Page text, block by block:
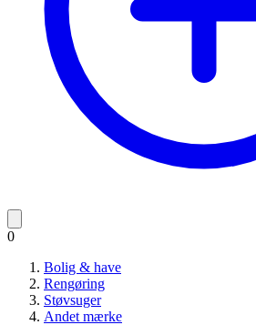
0
Bolig & have
Rengøring
Støvsuger
Andet mærke